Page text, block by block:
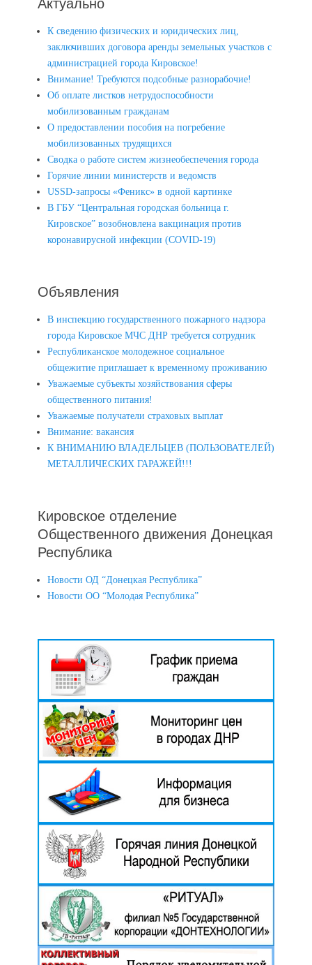
Актуально
К сведению физических и юридических лиц,
заключивших договора аренды земельных участков с
администрацией города Кировское!
Внимание! Требуются подсобные разнорабочие!
Об оплате листков нетрудоспособности
мобилизованным гражданам
О предоставлении пособия на погребение
мобилизованных трудящихся
Сводка о работе систем жизнеобеспечения города
Горячие линии министерств и ведомств
USSD-запросы «Феникс» в одной картинке
В ГБУ “Центральная городская больница г.
Кировское” возобновлена вакцинация против
коронавирусной инфекции (COVID-19)
Объявления
В инспекцию государственного пожарного надзора
города Кировское МЧС ДНР требуется сотрудник
Республиканское молодежное социальное
общежитие приглашает к временному проживанию
Уважаемые субъекты хозяйствования сферы
общественного питания!
Уважаемые получатели страховых выплат
Внимание: вакансия
К ВНИМАНИЮ ВЛАДЕЛЬЦЕВ (ПОЛЬЗОВАТЕЛЕЙ)
МЕТАЛЛИЧЕСКИХ ГАРАЖЕЙ!!!
Кировское отделение
Общественного движения Донецкая
Республика
Новости ОД “Донецкая Республика”
Новости ОО “Молодая Республика”